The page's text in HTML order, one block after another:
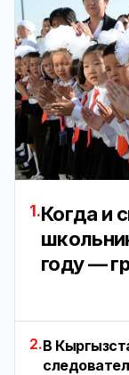
1.Когда и
году —
2.В